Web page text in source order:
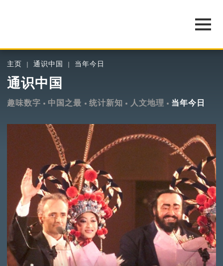
主页 通识中国 当年今日
通识中国
趣味数字 中国之最 统计新知 人文地理 当年今日